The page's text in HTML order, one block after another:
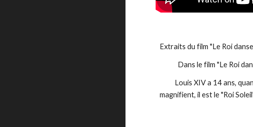
Extraits du film "Le Roi
Dans le film
magnifient, il est le "Roi